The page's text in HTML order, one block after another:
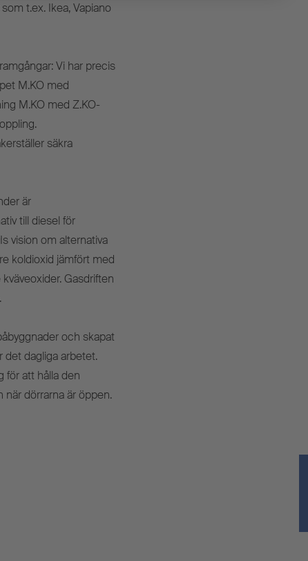
t.ex. Ikea, Vapiano
Vi har precis
M.KO med
M.KO med Z.KO-
säkra
är
till diesel för
vision om alternativa
koldioxid jämfört med
Gasdriften
och skapat
det dagliga arbetet.
för att hålla den
dörrarna är öppen.